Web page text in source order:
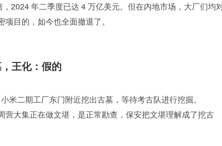
2024 年二季度已达 4 万亿美元。但在内地市场，大厂们均
目的，如今也全面撤退了。
王化：假的
米二期工厂东门附近挖出古墓，等待考古队进行挖掘。
营大集正在做文堪，是正常勘查，保安把文堪理解成了挖古